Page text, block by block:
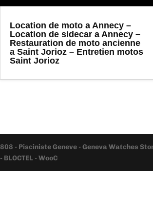
Location de moto a Annecy –
Location de sidecar a Annecy –
Restauration de moto ancienne
a Saint Jorioz – Entretien motos
Saint Jorioz
808 - Pisciniste Geneve -Geneva Watches
- BLOCTEL -WooC